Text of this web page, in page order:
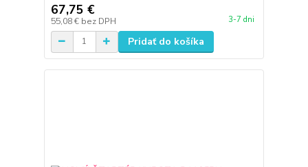
67,75 €
55,08 € bez DPH 3-7 dni
Pridať do košíka